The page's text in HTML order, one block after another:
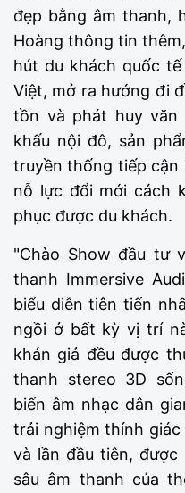
đẹp bằng âm thanh,
Hoàng thông tin
hút du khách quốc
Việt, mở ra hướng đi
tồn và phát huy văn
khấu nội đô, sản
truyền thống tiếp cận
nỗ lực đổi mới cách
phục được du khách.
"Chào Show đầu tư
thanh Immersive
biểu diễn tiên tiến
ngồi ở bất kỳ vị trí
khán giả đều được
thanh stereo 3D
biến âm nhạc dân
trải nghiệm thính
và lần đầu tiên,
sâu âm thanh của